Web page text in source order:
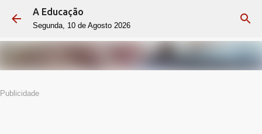
Avançar para o conteúdo principal
A Educação
Segunda, 10 de Agosto 2026
Publicidade